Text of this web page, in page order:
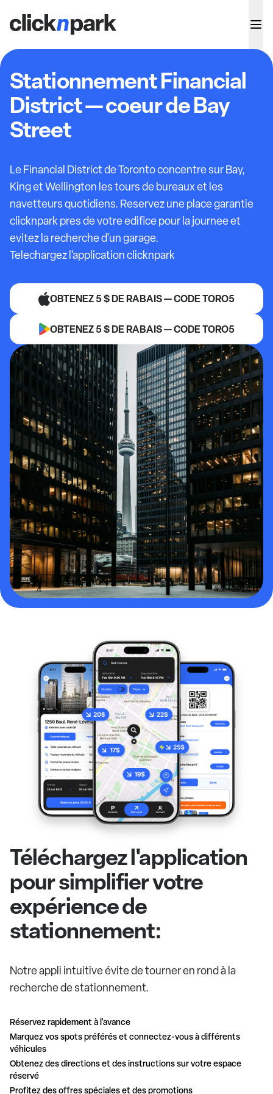
Stationnement Financial
District — coeur de Bay
Street
Le Financial District de Toronto concentre sur Bay,
King et Wellington les tours de bureaux et les
navetteurs quotidiens. Reservez une place garantie
clicknpark pres de votre edifice pour la journee et
evitez la recherche d'un garage.
Telechargez l'application clicknpark
OBTENEZ 5 $ DE RABAIS — CODE TORO5
OBTENEZ 5 $ DE RABAIS — CODE TORO5
Téléchargez l'application
pour simplifier votre
expérience de
stationnement:
Notre appli intuitive évite de tourner en rond à la
recherche de stationnement.
Réservez rapidement à l'avance
Marquez vos spots préférés et connectez-vous à différents
véhicules
Obtenez des directions et des instructions sur votre espace
réservé
Profitez des offres spéciales et des promotions